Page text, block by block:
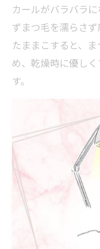
カールがバラバラ
ずまつ毛を濡らさ
たままこすると、
め、乾燥時に優し
す。
注意点として、無
コームを頻繁に使
ます。応急的な対処
け、必要に応じて
ましょう。
まつ毛パーマ取れ
まつ毛パーマが取